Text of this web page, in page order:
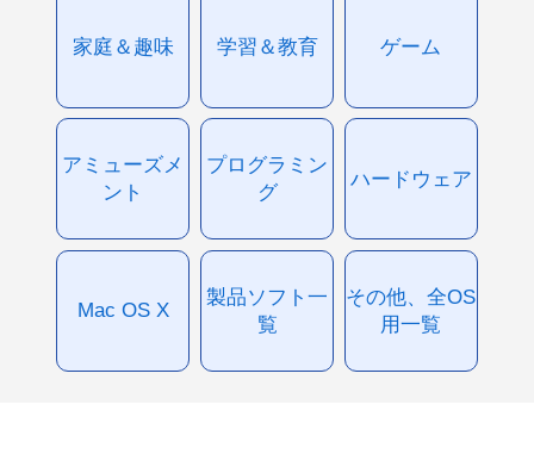
家庭＆趣味 学習＆教育 ゲーム
アミューズメ
ント
プログラミン
グ
ハードウェア
Mac OS X
製品ソフト一
覧
その他、全OS
用一覧